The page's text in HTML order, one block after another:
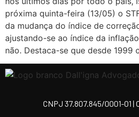
próxima quinta-feira (13/05) o
da mudança do índice de
ajustando-se ao índice da
não. Destaca-se que desde 1999
CNPJ 37.807.845/0001-01 |